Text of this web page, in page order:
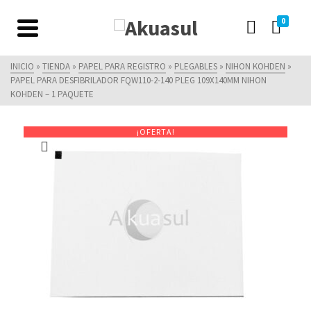
0
INICIO » TIENDA » PAPEL PARA REGISTRO » PLEGABLES » NIHON KOHDEN »
PAPEL PARA DESFIBRILADOR FQW110-2-140 PLEG 109X140MM NIHON
KOHDEN – 1 PAQUETE
¡OFERTA!